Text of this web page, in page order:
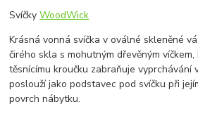
SvíčkyWoodWick
Krásná vonná svíčka v oválné skleněné
čirého skla s mohutným dřevěným
těsnícímu kroučku zabraňuje vyprchávání
poslouží jako podstavec pod svíčku při
povrch nábytku.